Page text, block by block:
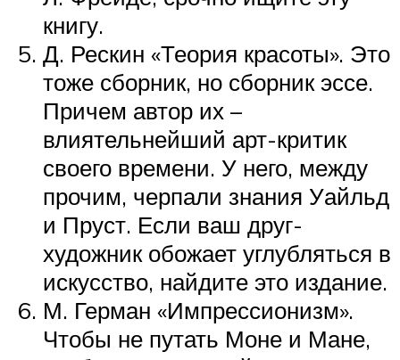
книгу.
Д. Рескин «Теория красоты». Это
тоже сборник, но сборник эссе.
Причем автор их –
влиятельнейший арт-критик
своего времени. У него, между
прочим, черпали знания Уайльд
и Пруст. Если ваш друг-
художник обожает углубляться в
искусство, найдите это издание.
М. Герман «Импрессионизм».
Чтобы не путать Моне и Мане,